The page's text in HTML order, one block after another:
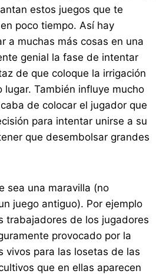
estos juegos que te
poco tiempo. Así hay
a muchas más cosas en una
genial la fase de intentar
de que coloque la irrigación
lugar. También influye mucho
de colocar el jugador que
para intentar unirse a su
que desembolsar grandes
sea una maravilla (no
juego antiguo). Por ejemplo
trabajadores de los jugadores
provocado por la
vivos para las losetas de las
que en ellas aparecen